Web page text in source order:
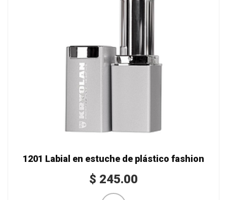
1201 Labial en estuche de plástico fashion
$ 245.00